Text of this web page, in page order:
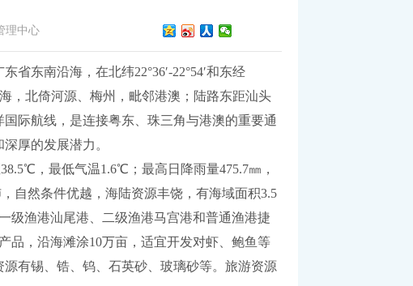
理中心
东南沿海，在北纬22°36′-22°54′和东经
，北倚河源、梅州，毗邻港澳；陆路东距汕头
际航线，是连接粤东、珠三角与港澳的重要通
厚的发展潜力。
，最低气温1.6℃；最高日降雨量475.7㎜，
自然条件优越，海陆资源丰饶，有海域面积3.5
级渔港汕尾港、二级渔港马宫港和普通渔港捷
品，沿海滩涂10万亩，适宜开发对虾、鲍鱼等
有锡、锆、钨、石英砂、玻璃砂等。旅游资源